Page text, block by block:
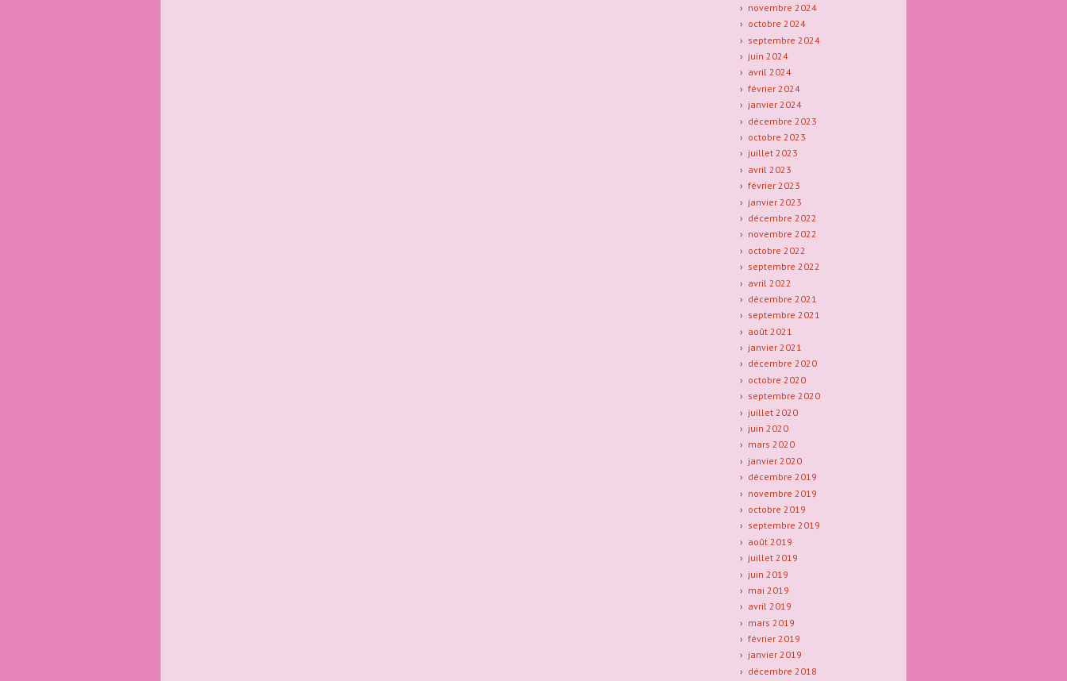
novembre 2024
octobre 2024
septembre 2024
juin 2024
avril 2024
février 2024
janvier 2024
décembre 2023
octobre 2023
juillet 2023
avril 2023
février 2023
janvier 2023
décembre 2022
novembre 2022
octobre 2022
septembre 2022
avril 2022
décembre 2021
septembre 2021
août 2021
janvier 2021
décembre 2020
octobre 2020
septembre 2020
juillet 2020
juin 2020
mars 2020
janvier 2020
décembre 2019
novembre 2019
octobre 2019
septembre 2019
août 2019
juillet 2019
juin 2019
mai 2019
avril 2019
mars 2019
février 2019
janvier 2019
décembre 2018